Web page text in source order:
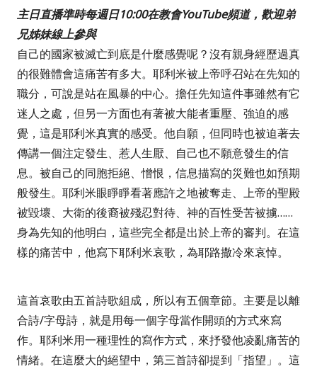
主日直播準時每週日10:00在教會YouTube頻道，歡迎弟
兄姊妹線上參與
自己的國家被滅亡到底是什麼感覺呢？沒有親身經歷過真
的很難體會這痛苦有多大。耶利米被上帝呼召站在先知的
職分，可說是站在風暴的中心。擔任先知這件事雖然有它
迷人之處，但另一方面也有著被大能者重壓、強迫的感
覺，這是耶利米真實的感受。他自願，但同時也被迫著去
傳講一個注定發生、惹人生厭、自己也不願意發生的信
息。被自己的同胞拒絕、憎恨，信息描寫的災難也如預期
般發生。耶利米眼睜睜看著應許之地被奪走、上帝的聖殿
被毀壞、大衛的後裔被殘忍對待、神的百性受苦被擄……
身為先知的他明白，這些完全都是出於上帝的審判。在這
樣的痛苦中，他寫下耶利米哀歌，為耶路撒冷來哀悼。
這首哀歌由五首詩歌組成，所以有五個章節。主要是以離
合詩/字母詩，就是用每一個字母當作開頭的方式來寫
作。耶利米用一種理性的寫作方式，來抒發他凌亂痛苦的
情緒。在這麼大的絕望中，第三首詩卻提到「指望」。這